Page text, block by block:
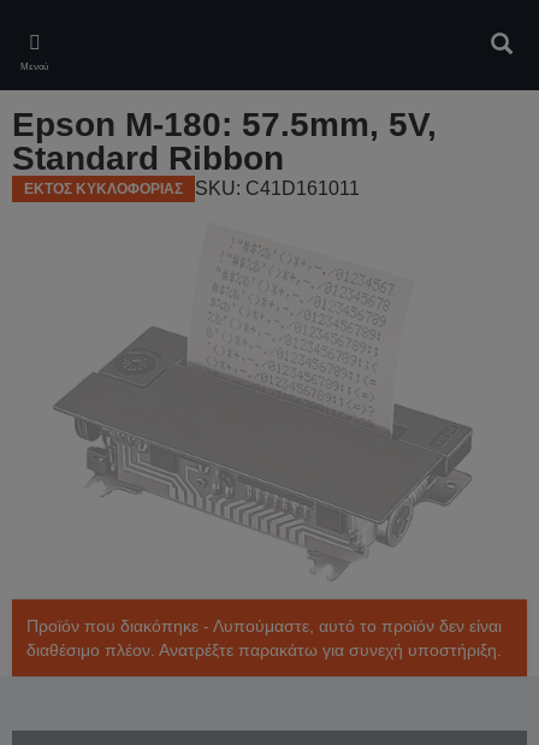
main
content
Μενού
Epson M-180: 57.5mm, 5V,
Standard Ribbon
ΕΚΤΟΣ ΚΥΚΛΟΦΟΡΙΑΣ SKU: C41D161011
Προϊόν που διακόπηκε - Λυπούμαστε, αυτό το προϊόν δεν είναι
διαθέσιμο πλέον. Ανατρέξτε παρακάτω για συνεχή υποστήριξη.